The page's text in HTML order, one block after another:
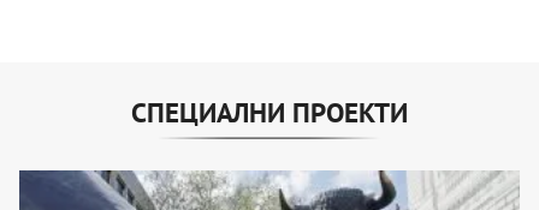
СПЕЦИАЛНИ ПРОЕКТИ